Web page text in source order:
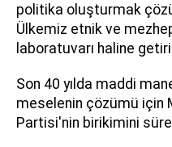
politika oluşturmak
Ülkemiz etnik ve
laboratuvarı haline
Son 40 yılda maddi
meselenin çözümü için
Partisi'nin birikimini